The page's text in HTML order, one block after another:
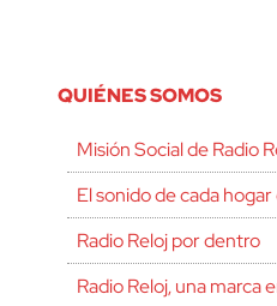
QUIÉNES SOMOS
Misión Social de Radio
El sonido de cada
Radio Reloj por dentro
Radio Reloj, una marca